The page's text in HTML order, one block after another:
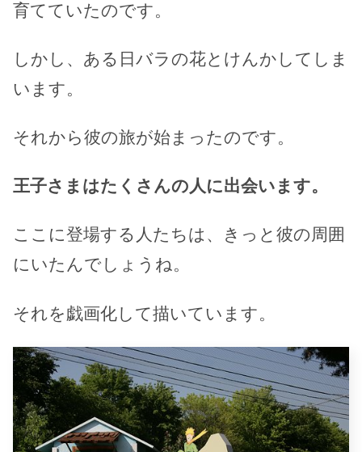
育てていたのです。
しかし、ある日バラの花とけんかしてしま
います。
それから彼の旅が始まったのです。
王子さまはたくさんの人に出会います。
ここに登場する人たちは、きっと彼の周囲
にいたんでしょうね。
それを戯画化して描いています。